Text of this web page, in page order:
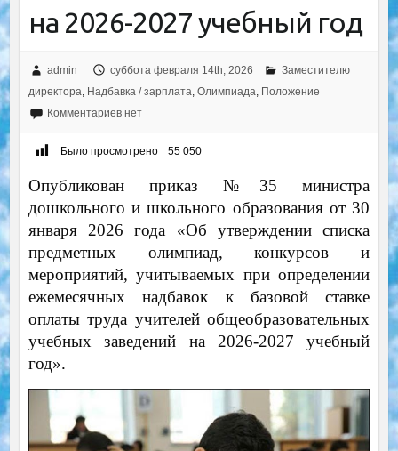
на 2026-2027 учебный год
admin суббота февраля 14th, 2026
Заместителю
директора, Надбавка / зарплата, Олимпиада, Положение
Комментариев нет
Было просмотрено 55 050
Опубликован приказ №35 министра
дошкольного и школьного образования от 30
января 2026 года «Об утверждении списка
предметных олимпиад, конкурсов и
мероприятий, учитываемых при определении
ежемесячных надбавок к базовой ставке
оплаты труда учителей общеобразовательных
учебных заведений на 2026-2027 учебный
год».